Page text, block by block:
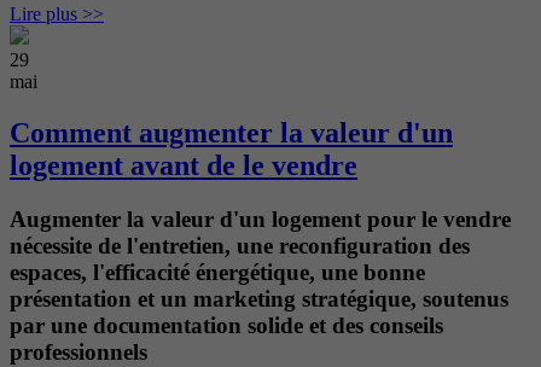
Lire plus >>
29
mai
Comment augmenter la valeur d'un
logement avant de le vendre
Augmenter la valeur d'un logement pour le vendre
nécessite de l'entretien, une reconfiguration des
espaces, l'efficacité énergétique, une bonne
présentation et un marketing stratégique, soutenus
par une documentation solide et des conseils
professionnels